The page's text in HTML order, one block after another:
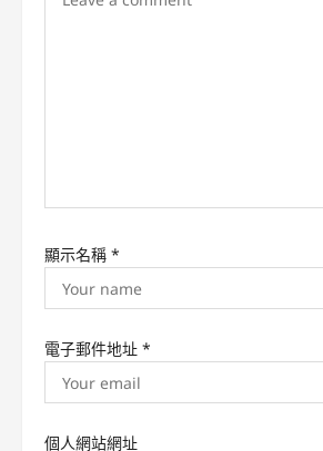
n
顯示名稱 *
電子郵件地址 *
個人網站網址